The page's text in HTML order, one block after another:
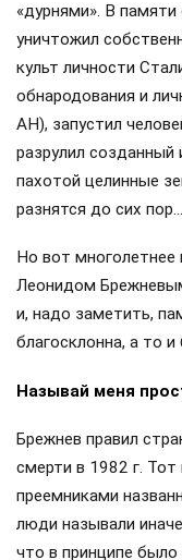
«дурнями». В памяти
уничтожил
культ личности
обнародования и
АН), запустил
разрулил созданный
пахотой целинные
разнятся до сих пор…
Но вот
Леонидом
и, надо заметить,
благосклонна, а то и
Называй меня
Брежнев правил
смерти в 1982 г.
преемниками
люди называли
что в принципе было